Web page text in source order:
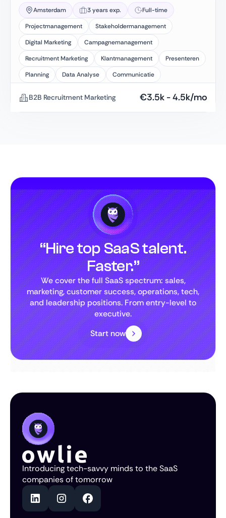
Amsterdam 3 years exp.
Full-time
Projectmanagement
Stakeholdermanagement
Digital Marketing
Campagnemanagement
Recruitment Marketing
Klantmanagement
Presenteren
Planning
Data Analyse Communicatie
B2B Recruitment Marketing €3.5k -4.5k/mo
“Hire top SaaS talent.
Faster.”
We cover the full SaaS spectrum: sales,
marketing, customer success, operations, tech,
and leadership positions. From entry-level to
executive.
Start now
Introducing tech-savvy minds to the SaaS
companies of tomorrow